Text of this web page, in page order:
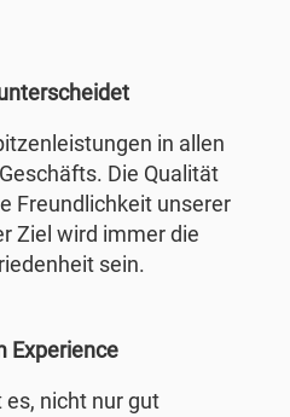
in allen
Die Qualität
Freundlichkeit unserer
Ziel wird immer die
sein.
Experience
es, nicht nur gut